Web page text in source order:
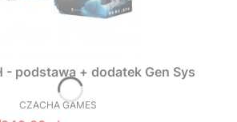
- podstawa + dodatek Gen Sys
PRODUCENT
CZACHA GAMES